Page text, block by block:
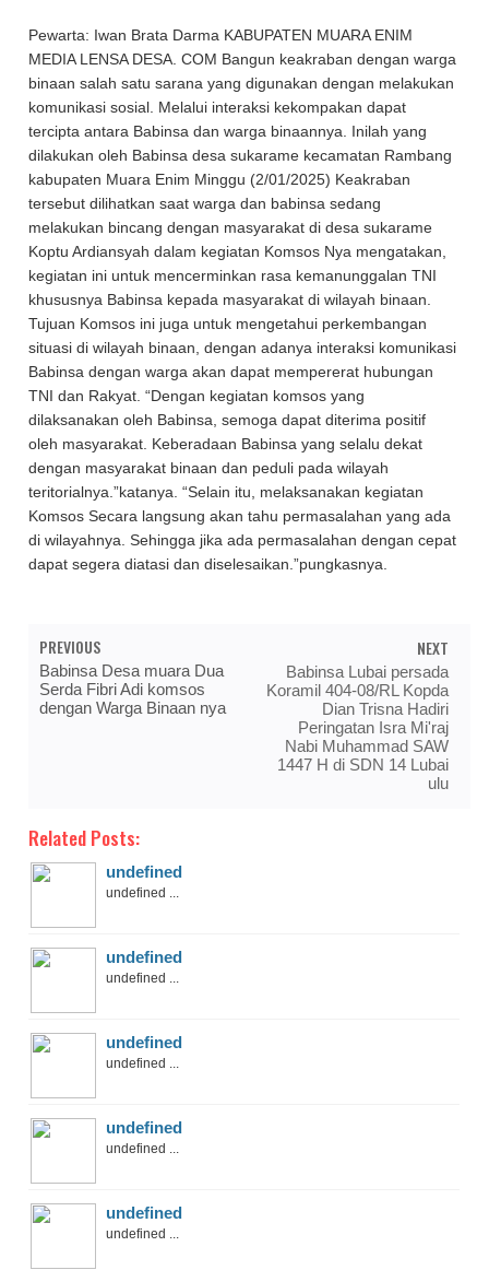
Pewarta: Iwan Brata Darma KABUPATEN MUARA ENIM
MEDIA LENSA DESA. COM Bangun keakraban dengan warga
binaan salah satu sarana yang digunakan dengan melakukan
komunikasi sosial. Melalui interaksi kekompakan dapat
tercipta antara Babinsa dan warga binaannya. Inilah yang
dilakukan oleh Babinsa desa sukarame kecamatan Rambang
kabupaten Muara Enim Minggu (2/01/2025) Keakraban
tersebut dilihatkan saat warga dan babinsa sedang
melakukan bincang dengan masyarakat di desa sukarame
Koptu Ardiansyah dalam kegiatan Komsos Nya mengatakan,
kegiatan ini untuk mencerminkan rasa kemanunggalan TNI
khususnya Babinsa kepada masyarakat di wilayah binaan.
Tujuan Komsos ini juga untuk mengetahui perkembangan
situasi di wilayah binaan, dengan adanya interaksi komunikasi
Babinsa dengan warga akan dapat mempererat hubungan
TNI dan Rakyat. “Dengan kegiatan komsos yang
dilaksanakan oleh Babinsa, semoga dapat diterima positif
oleh masyarakat. Keberadaan Babinsa yang selalu dekat
dengan masyarakat binaan dan peduli pada wilayah
teritorialnya.”katanya. “Selain itu, melaksanakan kegiatan
Komsos Secara langsung akan tahu permasalahan yang ada
di wilayahnya. Sehingga jika ada permasalahan dengan cepat
dapat segera diatasi dan diselesaikan.”pungkasnya.
PREVIOUS
Babinsa Desa muara Dua
Serda Fibri Adi komsos
dengan Warga Binaan nya
NEXT
Babinsa Lubai persada
Koramil 404-08/RL Kopda
Dian Trisna Hadiri
Peringatan Isra Mi'raj
Nabi Muhammad SAW
1447 H di SDN 14 Lubai
ulu
Related Posts:
undefined
undefined ...
undefined
undefined ...
undefined
undefined ...
undefined
undefined ...
undefined
undefined ...